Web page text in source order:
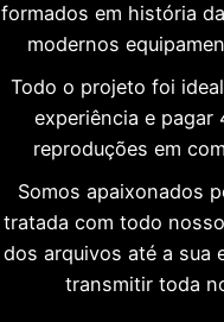
formados em história
modernos
Todo o projeto foi
experiência e pagar
reproduções em
Somos apaixonados
tratada com todo
dos arquivos até a sua
transmitir toda